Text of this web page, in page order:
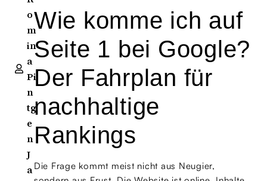
o
m
in
a
Pi
n
tg
e
n
J
a
Wie komme ich auf
Seite 1 bei Google?
Der Fahrplan für
nachhaltige
Rankings
Die Frage kommt meist nicht aus Neugier,